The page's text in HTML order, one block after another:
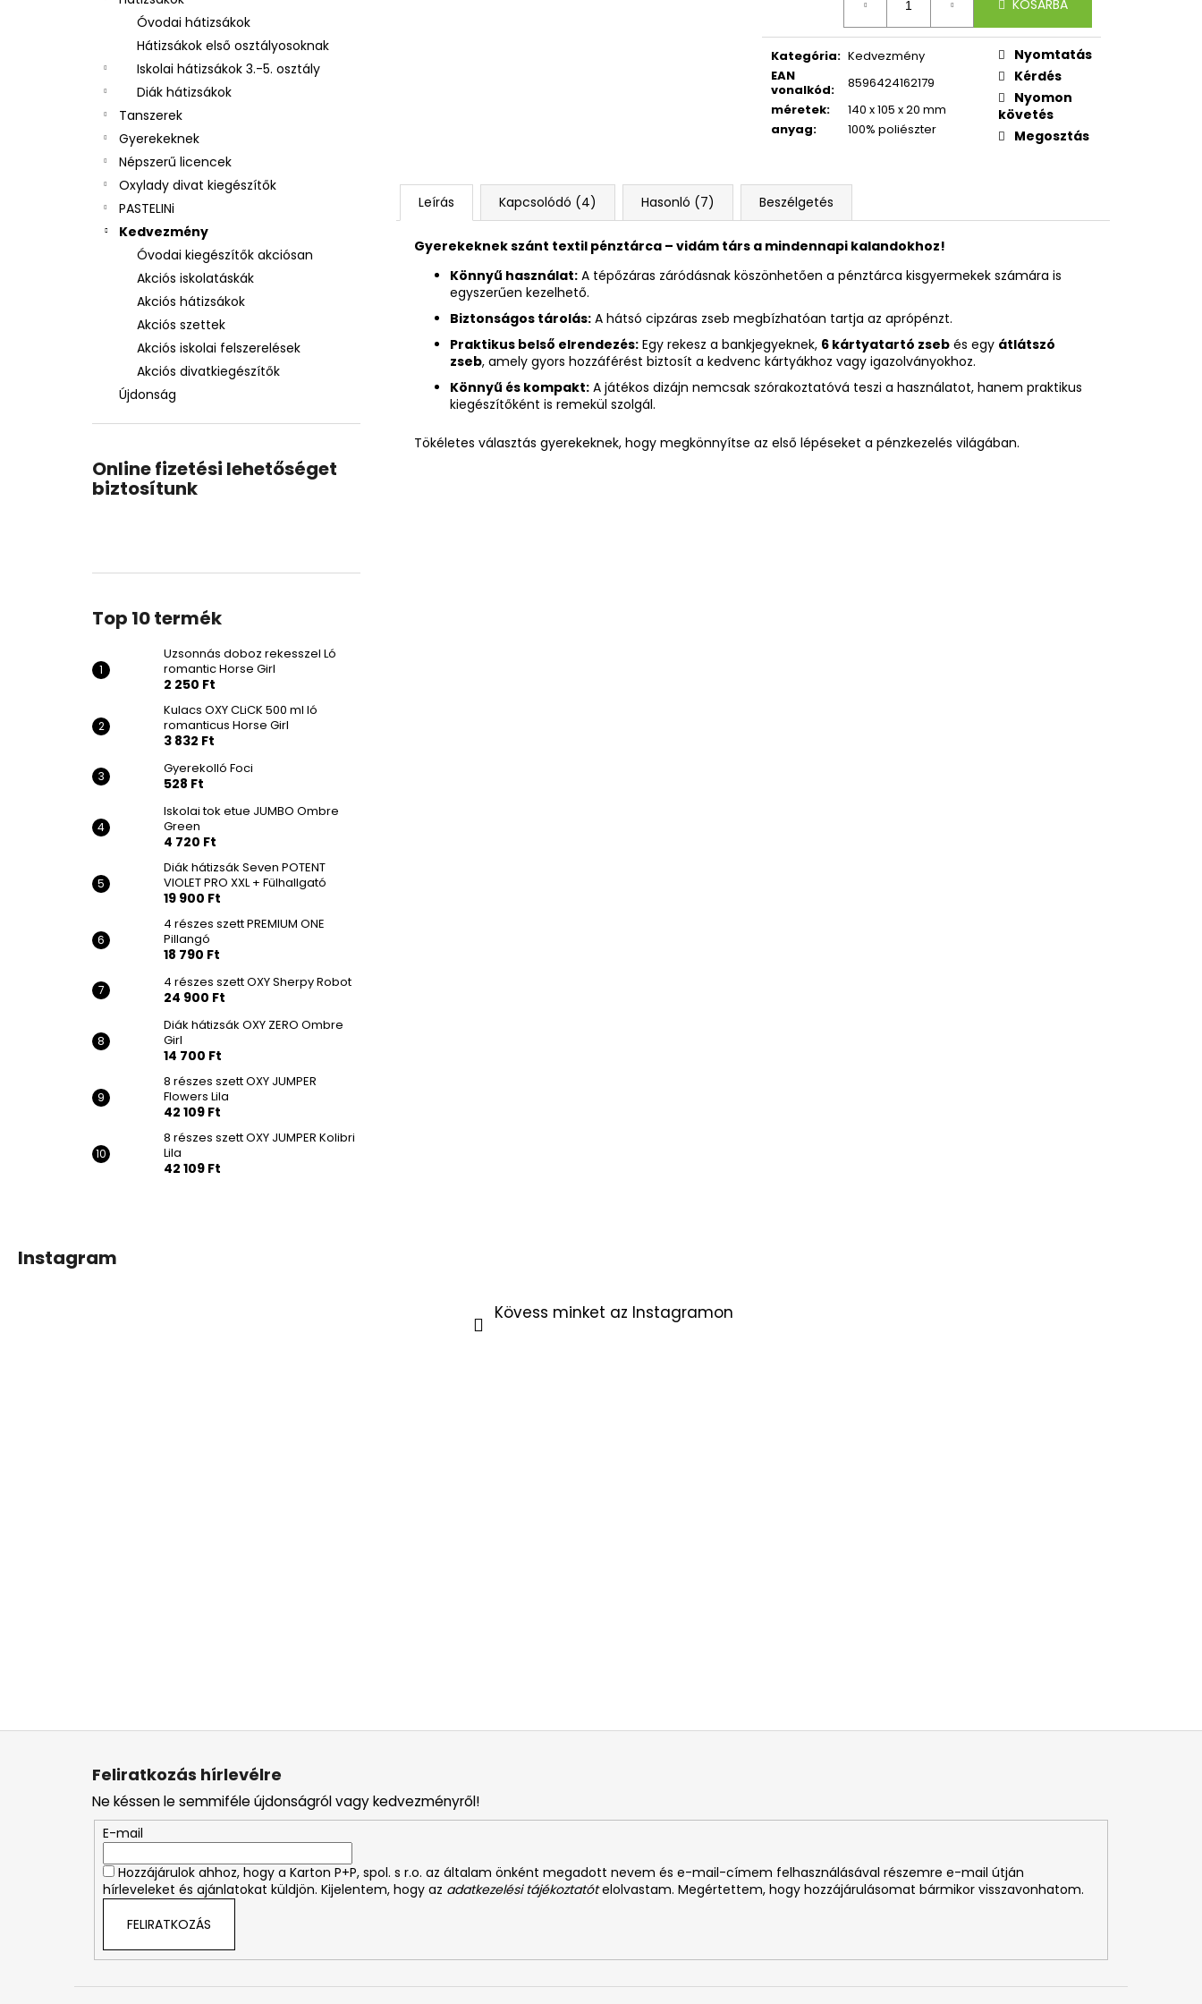
Óvodai hátizsákok
Hátizsákok első osztályosoknak
Iskolai hátizsákok 3.-5. osztály
Diák hátizsákok
Tanszerek
Gyerekeknek
Népszerű licencek
Oxylady divat kiegészítők
PASTELINi
Kedvezmény
Óvodai kiegészítők akciósan
Akciós iskolatáskák
Akciós hátizsákok
Akciós szettek
Akciós iskolai felszerelések
Akciós divatkiegészítők
Újdonság
Online fizetési lehetőséget
biztosítunk
Top 10 termék
Uzsonnás doboz rekesszel Ló
romantic Horse Girl
2 250 Ft
Kulacs OXY CLiCK 500 ml ló
romanticus Horse Girl
3 832 Ft
Gyerekolló Foci
528 Ft
Iskolai tok etue JUMBO Ombre
Green
4 720 Ft
Diák hátizsák Seven POTENT
VIOLET PRO XXL + Fülhallgató
19 900 Ft
4 részes szett PREMIUM ONE
Pillangó
18 790 Ft
4 részes szett OXY Sherpy Robot
24 900 Ft
Diák hátizsák OXY ZERO Ombre
Girl
14 700 Ft
8 részes szett OXY JUMPER
Flowers Lila
42 109 Ft
8 részes szett OXY JUMPER Kolibri
Lila
42 109 Ft
KOSÁRBA
Kategória: Kedvezmény
EAN
vonalkód:
8596424162179
méretek:
140 x 105 x 20 mm
anyag: 100% poliészter
Nyomtatás
Kérdés
Nyomon
követés
Megosztás
Leírás Kapcsolódó (4) Hasonló (7) Beszélgetés
Gyerekeknek szánt textil pénztárca – vidám társ a mindennapi kalandokhoz!
Könnyű használat: A tépőzáras záródásnak köszönhetően a pénztárca kisgyermekek számára is
egyszerűen kezelhető.
Biztonságos tárolás: A hátsó cipzáras zseb megbízhatóan tartja az aprópénzt.
Praktikus belső elrendezés: Egy rekesz a bankjegyeknek, 6 kártyatartó zseb és egy átlátszó
zseb, amely gyors hozzáférést biztosít a kedvenc kártyákhoz vagy igazolványokhoz.
Könnyű és kompakt: A játékos dizájn nemcsak szórakoztatóvá teszi a használatot, hanem praktikus
kiegészítőként is remekül szolgál.
Tökéletes választás gyerekeknek, hogy megkönnyítse az első lépéseket a pénzkezelés világában.
UZSONNÁS DOBOZ REKESSZEL LÓ
ROMANTIC HORSE GIRL
2 250 Ft
Instagram
Kövess minket az Instagramon
L
Feliratkozás hírlevélre
Ne késsen le semmiféle újdonságról vagy kedvezményről!
E-mail
Hozzájárulok ahhoz, hogy a Karton P+P, spol. s r.o. az általam önként megadott nevem és e-mail-címem felhasználásával részemre e-mail útján
hírleveleket és ajánlatokat küldjön. Kijelentem, hogy az adatkezelési tájékoztatótelolvastam. Megértettem, hogy hozzájárulásomat bármikor visszavonhatom.
FELIRATKOZÁS